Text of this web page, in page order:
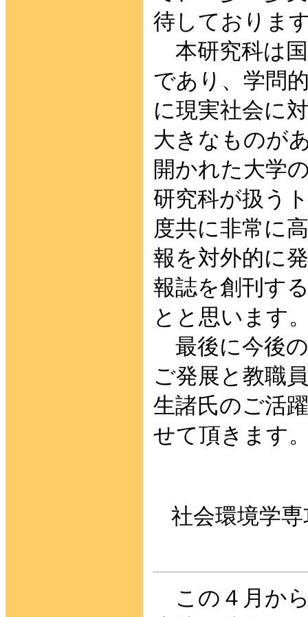
待しておりま
本研究科は
であり、学問
に現実社会に
大きなものが
開かれた大学
研究科が扱う
度共に非常に
報を対外的に
報誌を創刊す
とと思います
最後に今後
ご発展と教職
生諸氏のご活
せて頂きます
社会環境学
この４月か